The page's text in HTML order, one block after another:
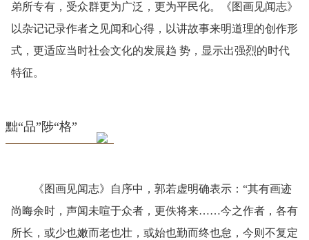
弟所专有，受众群更为广泛，更为平民化。《图画见闻志》
以杂记记录作者之见闻和心得，以讲故事来明道理的创作形
式，更适应当时社会文化的发展趋 势，显示出强烈的时代
特征。
黜“品”陟“格”
《图画见闻志》自序中，郭若虚明确表示：“其有画迹
尚晦余时，声闻未喧于众者，更佚将来……今之作者，各有
所长，或少也嫩而老也壮，或始也勤而终也怠，今则不复定